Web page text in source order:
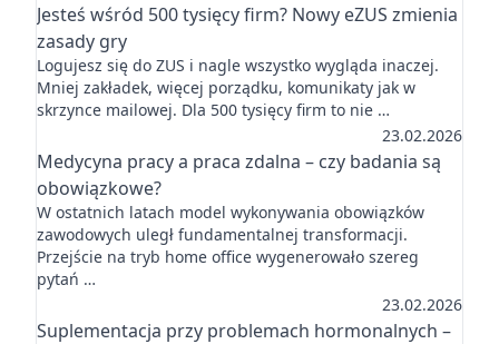
Jesteś wśród 500 tysięcy firm? Nowy eZUS zmienia
zasady gry
Logujesz się do ZUS i nagle wszystko wygląda inaczej.
Mniej zakładek, więcej porządku, komunikaty jak w
skrzynce mailowej. Dla 500 tysięcy firm to nie …
23.02.2026
Medycyna pracy a praca zdalna – czy badania są
obowiązkowe?
W ostatnich latach model wykonywania obowiązków
zawodowych uległ fundamentalnej transformacji.
Przejście na tryb home office wygenerowało szereg
pytań …
23.02.2026
Suplementacja przy problemach hormonalnych –